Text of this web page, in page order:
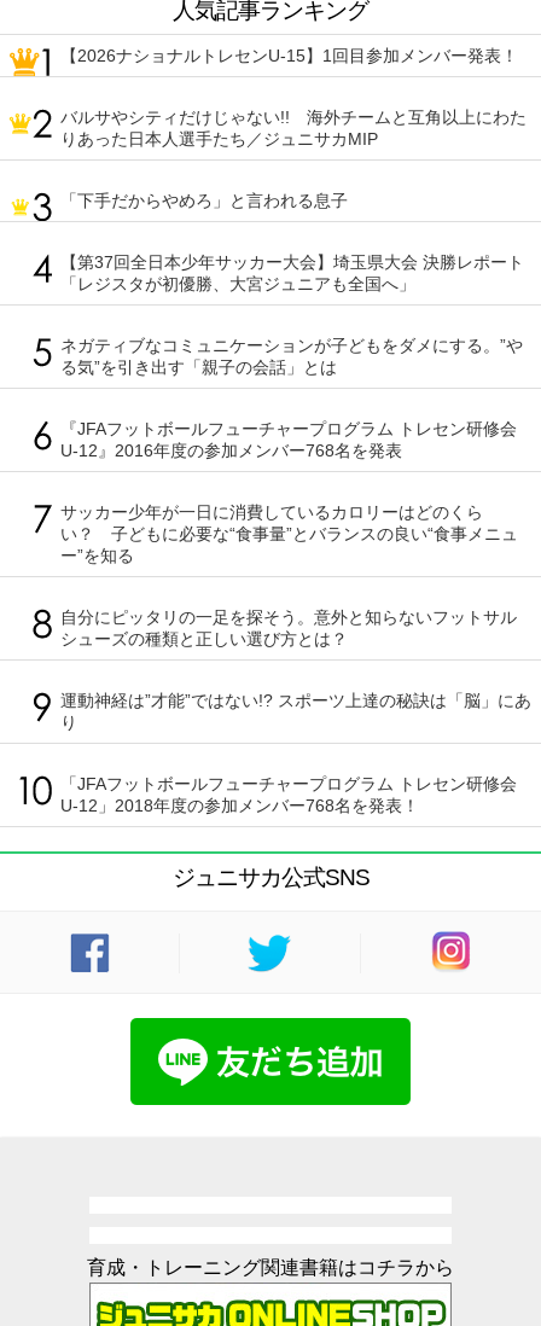
人気記事ランキング
【2026ナショナルトレセンU-15】1回目参加メンバー発表！
バルサやシティだけじゃない!! 海外チームと互角以上にわた
りあった日本人選手たち／ジュニサカMIP
「下手だからやめろ」と言われる息子
【第37回全日本少年サッカー大会】埼玉県大会 決勝レポート
「レジスタが初優勝、大宮ジュニアも全国へ」
ネガティブなコミュニケーションが子どもをダメにする。”や
る気”を引き出す「親子の会話」とは
『JFAフットボールフューチャープログラム トレセン研修会
U-12』2016年度の参加メンバー768名を発表
サッカー少年が一日に消費しているカロリーはどのくら
い？ 子どもに必要な“食事量”とバランスの良い“食事メニュ
ー”を知る
自分にピッタリの一足を探そう。意外と知らないフットサル
シューズの種類と正しい選び方とは？
運動神経は”才能”ではない!? スポーツ上達の秘訣は「脳」にあ
り
「JFAフットボールフューチャープログラム トレセン研修会
U-12」2018年度の参加メンバー768名を発表！
ジュニサカ公式SNS
育成・トレーニング関連書籍はコチラから